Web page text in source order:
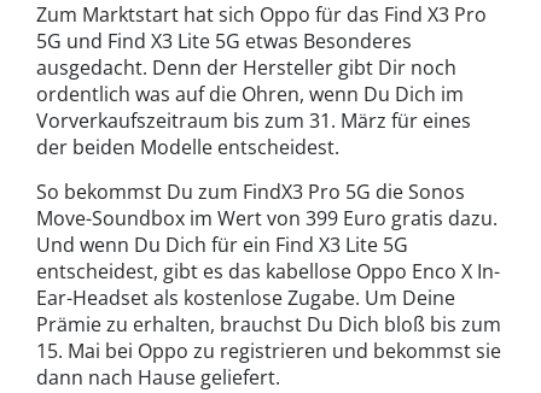
Zum Marktstart hat sich Oppo für das Find X3 Pro
5G und Find X3 Lite 5G etwas Besonderes
ausgedacht. Denn der Hersteller gibt Dir noch
ordentlich was auf die Ohren, wenn Du Dich im
Vorverkaufszeitraum bis zum 31. März für eines
der beiden Modelle entscheidest.
So bekommst Du zum FindX3 Pro 5G die Sonos
Move-Soundbox im Wert von 399 Euro gratis dazu.
Und wenn Du Dich für ein Find X3 Lite 5G
entscheidest, gibt es das kabellose Oppo Enco X In-
Ear-Headset als kostenlose Zugabe. Um Deine
Prämie zu erhalten, brauchst Du Dich bloß bis zum
15. Mai bei Oppo zu registrieren und bekommst sie
dann nach Hause geliefert.